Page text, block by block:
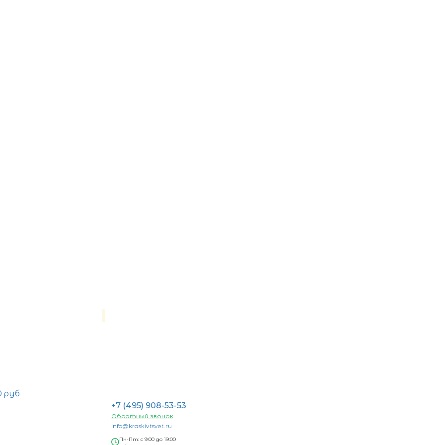
руб
+7 (495) 908-53-53
Обратный звонок
info@kraskivtsvet.ru
Пн-Пт: с 9:00 до 19:00